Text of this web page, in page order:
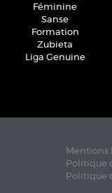
Féminine
Sanse
Formation
Zubieta
Liga Genuine
Mentions
Politique
Politique